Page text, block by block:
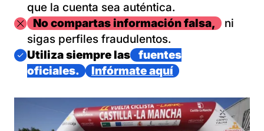
que la cuenta sea auténtica.
ImagenNo compartas información falsa,
ni
sigas perfiles fraudulentos.
Imagen
Utiliza siempre las
fuentes
oficiales.
Infórmate aquí